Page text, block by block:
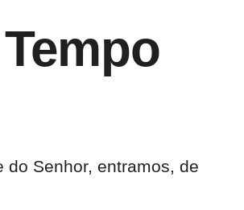
do Senhor, entramos, de